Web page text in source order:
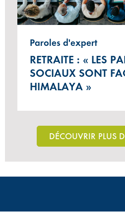
Paroles d'expert
RETRAITE : « LES
SOCIAUX SONT
HIMALAYA »
DÉCOUVRIR PLUS